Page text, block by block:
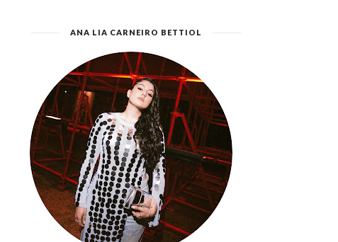
ANA LIA CARNEIRO BETTIOL